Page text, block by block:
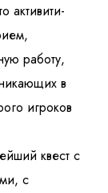
активити-
работу,
в
игроков
квест с
с